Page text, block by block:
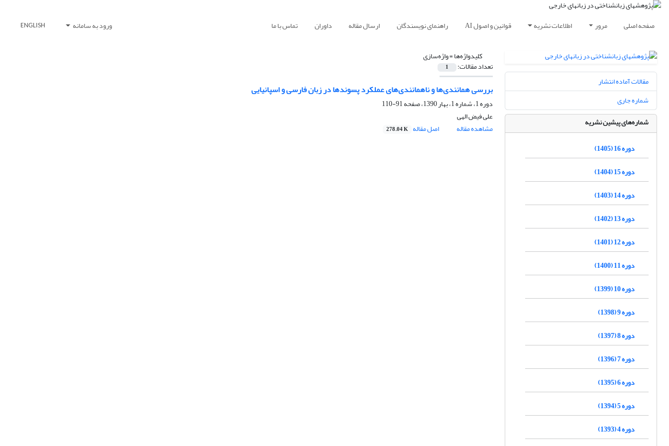
صفحه اصلی مرور اطلاعات نشریه قوانین و اصول AI راهنمای نویسندگان ارسال مقاله داوران تماس با ما ورود به سامانه ENGLISH
کلیدواژه‌ها =واژه‌سازی
تعداد مقالات: 1
بررسی همانندی‌ها و ناهمانندی‌های عملکرد پسوندها در زبان فارسی و اسپانیایی
دوره 1، شماره 1، بهار 1390، صفحه
91-110
علی فیض الهی
مشاهده مقاله
اصل مقاله 278.04 K
مقالات آماده انتشار
شماره جاری
شماره‌های پیشین نشریه
دوره 16 (1405)
دوره 15 (1404)
دوره 14 (1403)
دوره 13 (1402)
دوره 12 (1401)
دوره 11 (1400)
دوره 10 (1399)
دوره 9 (1398)
دوره 8 (1397)
دوره 7 (1396)
دوره 6 (1395)
دوره 5 (1394)
دوره 4 (1393)